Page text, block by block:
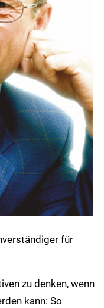
für
zu denken, wenn
kann: So